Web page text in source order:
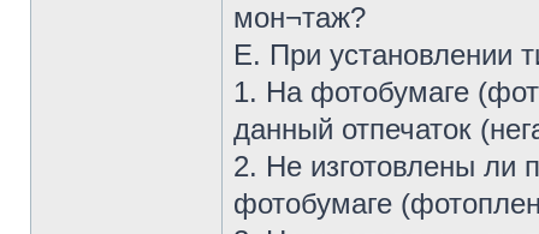
мон¬таж?
Е. При установлении
1. На фотобумаге
данный отпечаток
2. Не изготовлены ли
фотобумаге